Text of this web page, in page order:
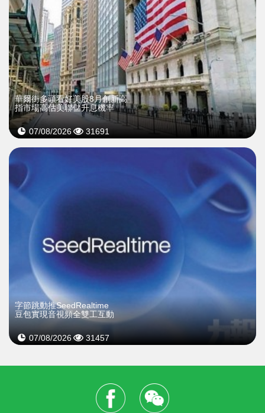
華爾街多頭看好美股8月創新高
指市場高估美聯儲升息機率
07/08/2026 31691
字節跳動推SeedRealtime
豆包實現音視頻全雙工互動
07/08/2026 31457